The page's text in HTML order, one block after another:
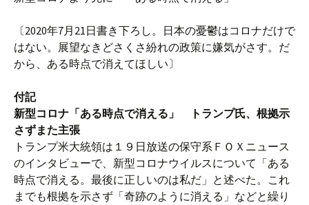
〔2020年7月21日書き下ろし。日本の憂鬱はコロナだけで
はない。展望なきどさくさ紛れの政策に嫌気がさす。だ
から、ある時点で消えてほしい〕
付記
新型コロナ「ある時点で消える」 トランプ氏、根拠示
さずまた主張
トランプ米大統領は１９日放送の保守系ＦＯＸニュース
のインタビューで、新型コロナウイルスについて「ある
時点で消える。最後に正しいのは私だ」と述べた。これ
までも根拠を示さず「奇跡のように消える」などと繰り